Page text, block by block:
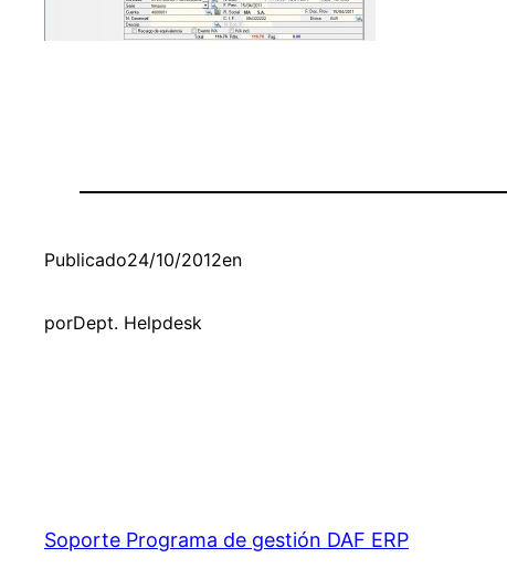
Publicado24/10/2012en
porDept. Helpdesk
Soporte Programa de gestión DAF ERP